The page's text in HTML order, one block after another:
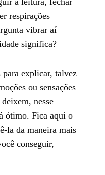
respirações
vibrar aí
significa?
para explicar, talvez
ou sensações
nesse
ótimo. Fica aqui o
la da maneira mais
conseguir,